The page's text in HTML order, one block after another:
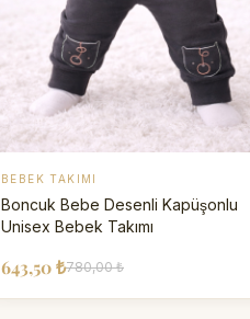
BEBEK TAKIMI
Boncuk Bebe Desenli Kapüşonlu
Unisex Bebek Takımı
643,50 ₺780,00 ₺